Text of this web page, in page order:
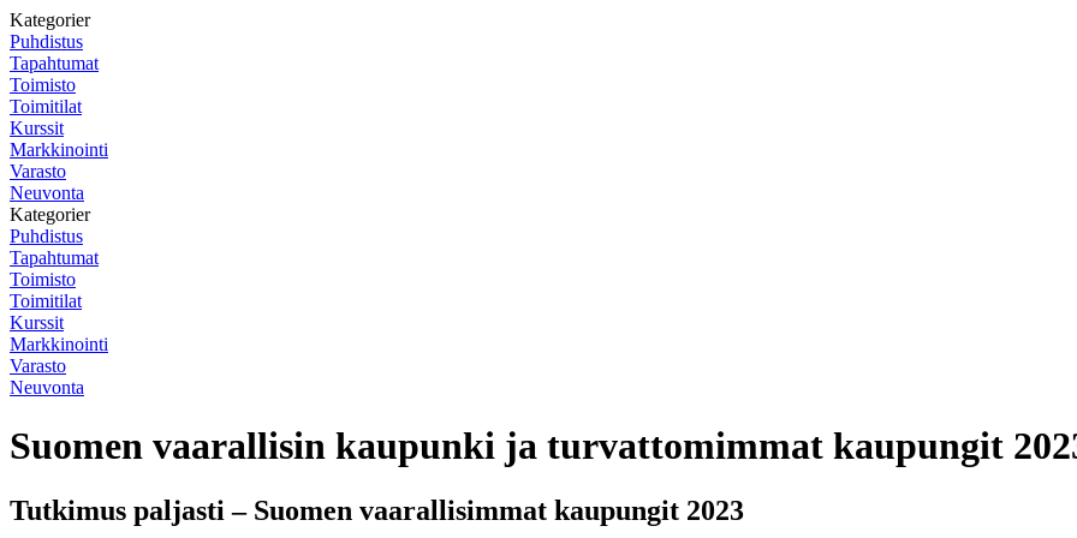
Kategorier
Puhdistus
Tapahtumat
Toimisto
Toimitilat
Kurssit
Markkinointi
Varasto
Neuvonta
Kategorier
Puhdistus
Tapahtumat
Toimisto
Toimitilat
Kurssit
Markkinointi
Varasto
Neuvonta
Suomen vaarallisin kaupunki ja turvattomimmat kaupungit
Tutkimus paljasti – Suomen vaarallisimmat kaupungit 2023